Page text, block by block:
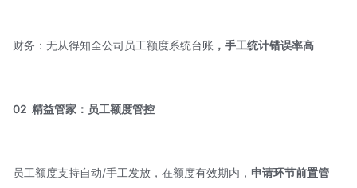
财务：无从得知全公司员工额度系统台账 ，手工统计错误率高
02 精益管家：员工额度管控
员工额度支持自动/手工发放，在额度有效期内， 申请环节前置管